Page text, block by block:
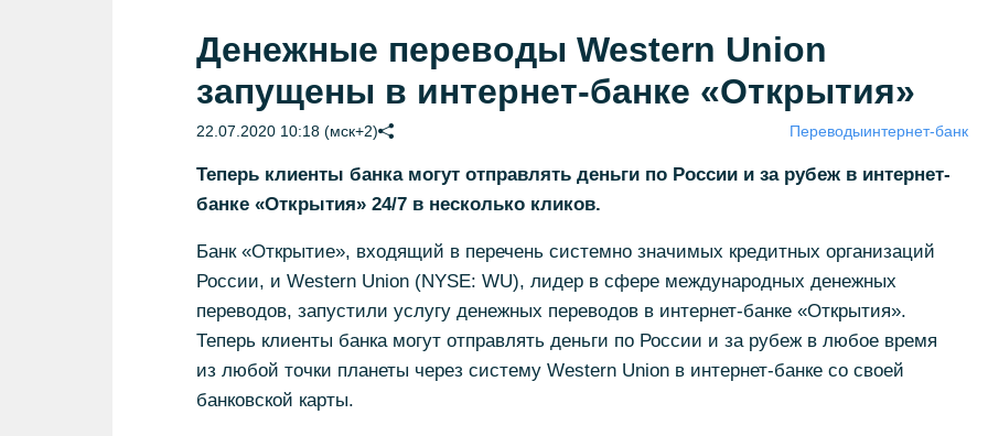
Денежные переводы Western Union
запущены в интернет-банке «Открытия»
22.07.2020 10:18 (мск+2) Переводыинтернет-банк
Теперь клиенты банка могут отправлять деньги по России и за рубеж в интернет-
банке «Открытия» 24/7 в несколько кликов.
Банк «Открытие», входящий в перечень системно значимых кредитных организаций
России, и Western Union (NYSE: WU), лидер в сфере международных денежных
переводов, запустили услугу денежных переводов в интернет-банке «Открытия».
Теперь клиенты банка могут отправлять деньги по России и за рубеж в любое время
из любой точки планеты через cистему Western Union в интернет-банке со своей
банковской карты.